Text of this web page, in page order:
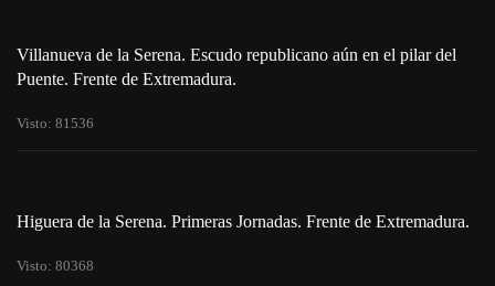
Villanueva de la Serena. Escudo republicano aún en el pilar del
Puente. Frente de Extremadura.
Visto: 81536
Higuera de la Serena. Primeras Jornadas. Frente de Extremadura.
Visto: 80368